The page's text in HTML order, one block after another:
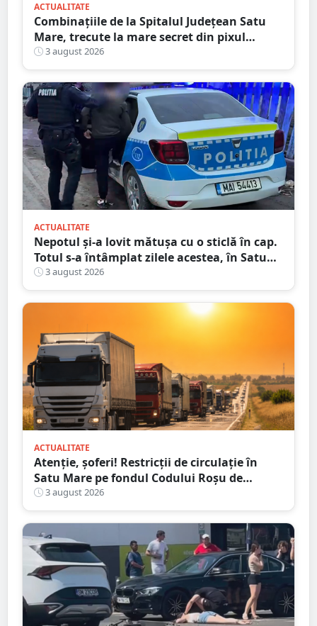
ACTUALITATE
Combinațiile de la Spitalul Județean Satu
Mare, trecute la mare secret din pixul
ministrului
3 august 2026
ACTUALITATE
Nepotul și-a lovit mătușa cu o sticlă în cap.
Totul s-a întâmplat zilele acestea, în Satu
Mare
3 august 2026
ACTUALITATE
Atenție, șoferi! Restricții de circulație în
Satu Mare pe fondul Codului Roșu de
caniculă
3 august 2026